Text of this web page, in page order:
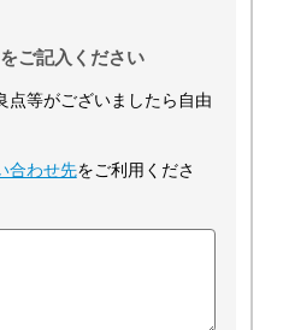
ご記入ください
点等がございましたら自由
合わせ先をご利用くださ